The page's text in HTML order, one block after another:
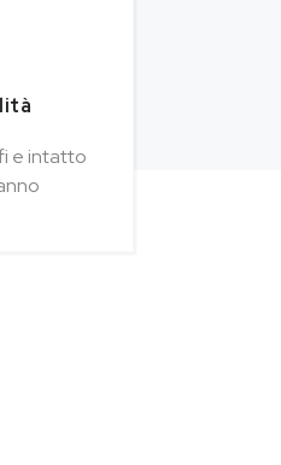
e intatto